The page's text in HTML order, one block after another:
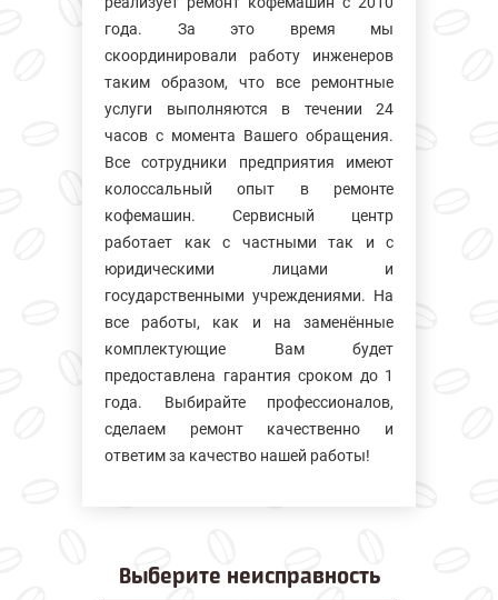
года. За это время мы
скоординировали работу инженеров
таким образом, что все ремонтные
услуги выполняются в течении 24
часов с момента Вашего обращения.
Все сотрудники предприятия имеют
колосcальный опыт в ремонте
кофемашин. Сервисный центр
работает как с частными так и с
юридическими лицами и
государственными учреждениями. На
все работы, как и на заменённые
комплектующие Вам будет
предоставлена гарантия сроком до 1
года. Выбирайте профессионалов,
сделаем ремонт качественно и
ответим за качество нашей работы!
Выберите неисправность